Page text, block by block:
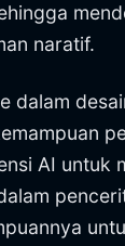
naratif.
dalam
AI untuk